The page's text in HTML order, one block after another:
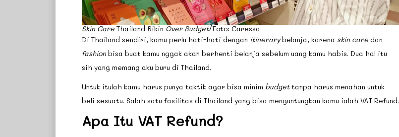
Skin CareThailand Bikin Over Budget/Foto: Caressa
Di Thailand sendiri, kamu perlu hati-hati dengan itinerarybelanja, karena skin caredan
fashionbisa buat kamu nggak akan berhenti belanja sebelum uang kamu habis. Dua hal itu
sih yang memang aku buru di Thailand.
Untuk itulah kamu harus punya taktik agar bisa minim budget tanpa harus menahan untuk
beli sesuatu. Salah satu fasilitas di Thailand yang bisa menguntungkan kamu ialah VAT Refund.
Apa Itu VAT Refund?